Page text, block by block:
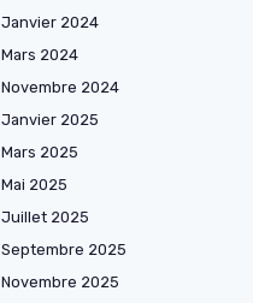
Janvier 2024
Mars 2024
Novembre 2024
Janvier 2025
Mars 2025
Mai 2025
Juillet 2025
Septembre 2025
Novembre 2025